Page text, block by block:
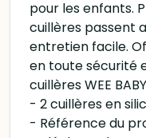
pour les enfants.
cuillères passent
entretien facile.
en toute sécurité
cuillères WEE
- 2 cuillères en
- Référence du